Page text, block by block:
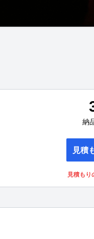
納
見積
見積もり